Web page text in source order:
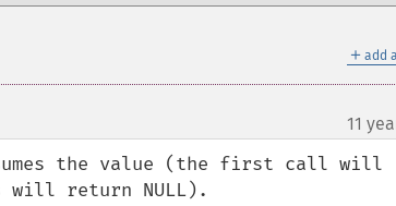
＋ add
11
the value (the first call will
will return NULL).